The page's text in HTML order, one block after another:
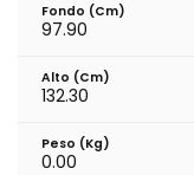
Fondo (cm)
97.90
Alto (cm)
132.30
Peso (kg)
0.00